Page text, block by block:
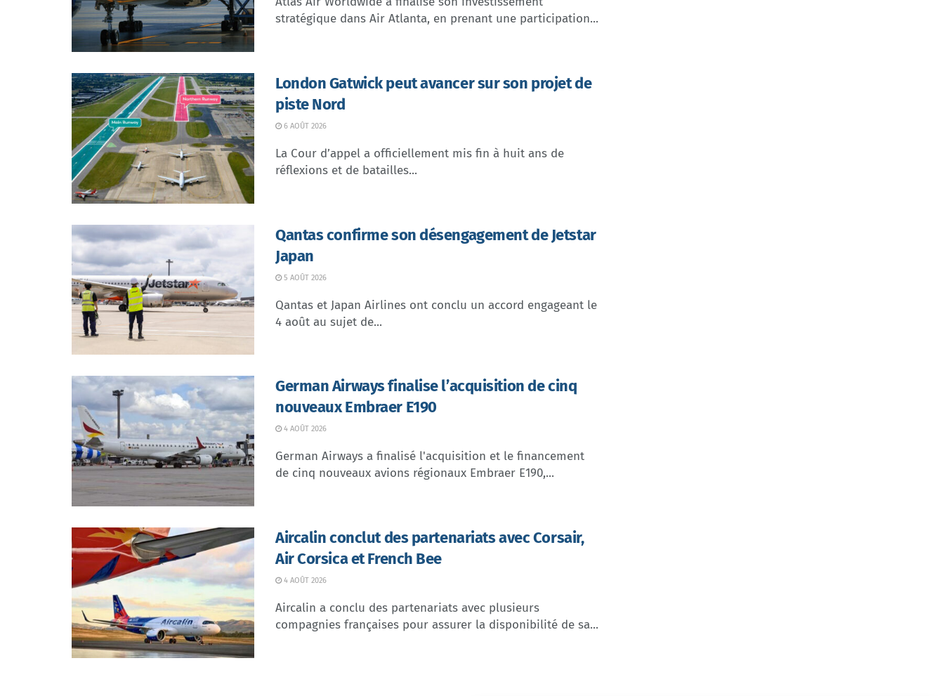
stratégique dans Air Atlanta, en prenant une participation...
London Gatwick peut avancer sur son projet de
piste Nord
6 AOÛT 2026
La Cour d’appel a officiellement mis fin à huit ans de
réflexions et de batailles...
Qantas confirme son désengagement de Jetstar
Japan
5 AOÛT 2026
Qantas et Japan Airlines ont conclu un accord engageant le
4 août au sujet de...
German Airways finalise l’acquisition de cinq
nouveaux Embraer E190
4 AOÛT 2026
German Airways a finalisé l'acquisition et le financement
de cinq nouveaux avions régionaux Embraer E190,...
Aircalin conclut des partenariats avec Corsair,
Air Corsica et French Bee
4 AOÛT 2026
Aircalin a conclu des partenariats avec plusieurs
compagnies françaises pour assurer la disponibilité de sa...